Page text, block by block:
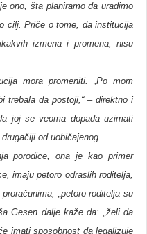
ono, šta planiramo da uradimo
cilj. Priče o tome, da institucija
izmena i promena, nisu
mora promeniti. „Po mom
trebala da postoji,“ – direktno i
joj se veoma dopada uzimati
od uobičajenog.
porodice, ona je kao primer
imaju petoro odraslih roditelja,
„petoro roditelja su
Gesen dalje kaže da: „želi da
imati sposobnost da legalizuje